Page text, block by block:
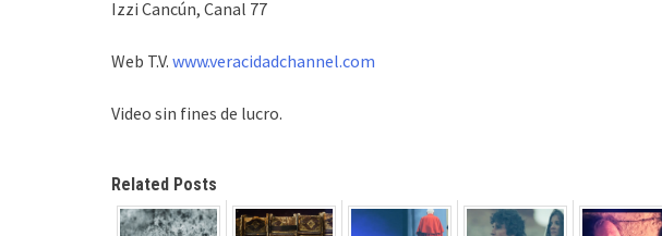
Izzi Cancún, Canal 77
Web T.V. www.veracidadchannel.com
Video sin fines de lucro.
Related Posts